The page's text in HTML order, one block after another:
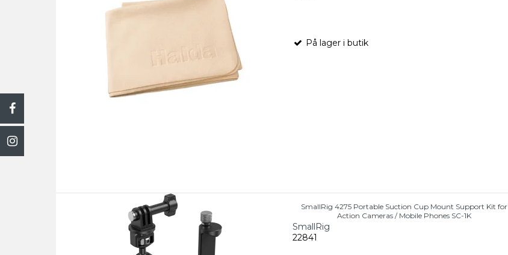
På lager i butik
SmallRig 4275 Portable Suction Cup Mount Support Kit for
Action Cameras / Mobile Phones SC-1K
SmallRig
22841